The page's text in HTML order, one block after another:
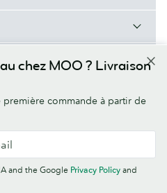
chez MOO ? Livraison
première commande à partir de
and the Google Privacy Policy and
de Confidentialité
Polices